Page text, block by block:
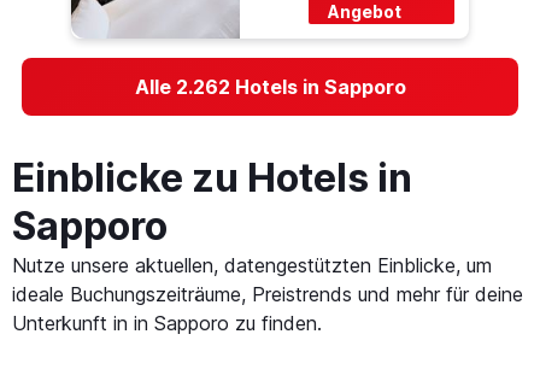
Angebot
Alle 2.262 Hotels in Sapporo
Einblicke zu Hotels in
Sapporo
Nutze unsere aktuellen, datengestützten Einblicke, um
ideale Buchungszeiträume, Preistrends und mehr für deine
Unterkunft in in Sapporo zu finden.